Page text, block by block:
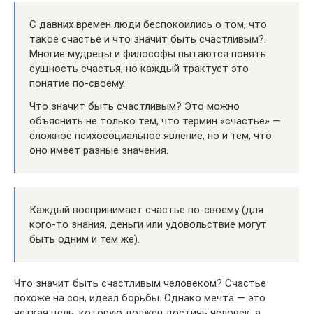
С давних времен люди беспокоились о том, что
такое счастье и что значит быть счастливым?.
Многие мудрецы и философы пытаются понять
сущность счастья, но каждый трактует это
понятие по-своему.
Что значит быть счастливым? Это можно
объяснить не только тем, что термин «счастье» —
сложное психосоциальное явление, но и тем, что
оно имеет разные значения.
Каждый воспринимает счастье по-своему (для
кого-то знания, деньги или удовольствие могут
быть одним и тем же).
Что значит быть счастливым человеком? Счастье
похоже на сон, идеал борьбы. Однако мечта — это